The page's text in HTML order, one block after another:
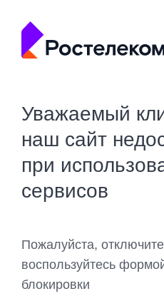
Уважаемый
наш сайт
при
сервисов
Пожалуйста,
воспользуйтесь
блокировки